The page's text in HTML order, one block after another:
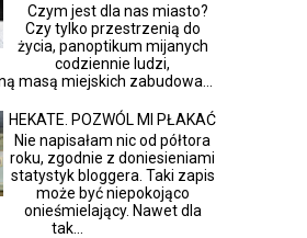
Czym jest dla nas miasto?
Czy tylko przestrzenią do
życia, panoptikum mijanych
codziennie ludzi,
masą miejskich zabudowa...
HEKATE. POZWÓL MI PŁAKAĆ
Nie napisałam nic od półtora
roku, zgodnie z doniesieniami
statystyk bloggera. Taki zapis
może być niepokojąco
onieśmielający. Nawet dla
tak...